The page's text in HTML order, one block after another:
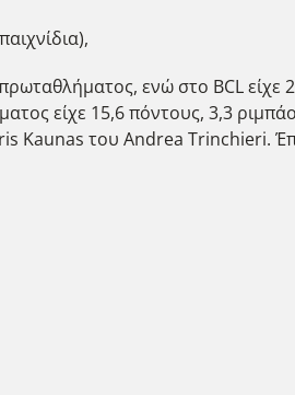
ενώ στο BCL είχε
είχε 15,6 πόντους, 3,3
Kaunas του Andrea Trinchieri.